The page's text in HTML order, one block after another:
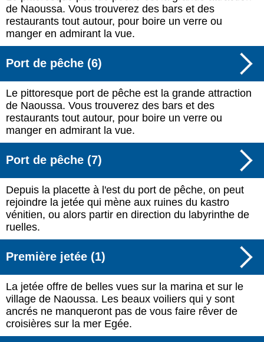
de Naoussa. Vous trouverez des bars et des
restaurants tout autour, pour boire un verre ou
manger en admirant la vue.
Port de pêche (6)
Le pittoresque port de pêche est la grande attraction
de Naoussa. Vous trouverez des bars et des
restaurants tout autour, pour boire un verre ou
manger en admirant la vue.
Port de pêche (7)
Depuis la placette à l'est du port de pêche, on peut
rejoindre la jetée qui mène aux ruines du kastro
vénitien, ou alors partir en direction du labyrinthe de
ruelles.
Première jetée (1)
La jetée offre de belles vues sur la marina et sur le
village de Naoussa. Les beaux voiliers qui y sont
ancrés ne manqueront pas de vous faire rêver de
croisières sur la mer Egée.